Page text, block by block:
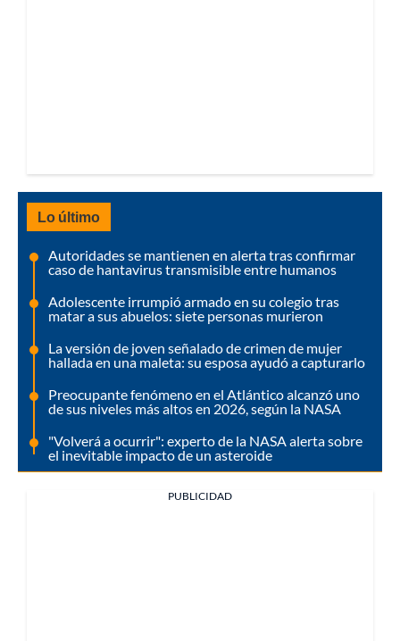
Lo último
Autoridades se mantienen en alerta tras confirmar
caso de hantavirus transmisible entre humanos
Adolescente irrumpió armado en su colegio tras
matar a sus abuelos: siete personas murieron
La versión de joven señalado de crimen de mujer
hallada en una maleta: su esposa ayudó a capturarlo
Preocupante fenómeno en el Atlántico alcanzó uno
de sus niveles más altos en 2026, según la NASA
"Volverá a ocurrir": experto de la NASA alerta sobre
el inevitable impacto de un asteroide
PUBLICIDAD